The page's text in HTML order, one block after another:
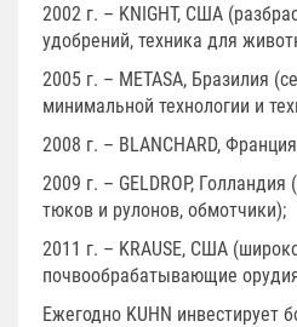
2002 г. – KNIGHT, США
удобрений, техника для
2005 г. – METASA, Бразилия
минимальной технологии и
2008 г. – BLANCHARD,
2009 г. – GELDROP,
тюков и рулонов, обмотчики);
2011 г. – KRAUSE, США
почвообрабатывающие
Ежегодно KUHN инвестирует